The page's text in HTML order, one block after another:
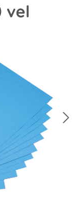
vel